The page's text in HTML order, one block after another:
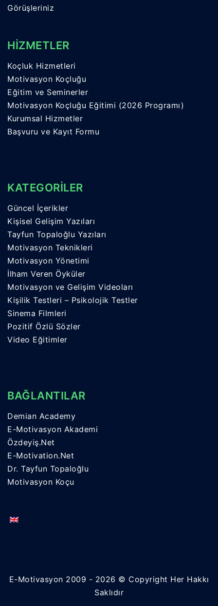
Görüşleriniz
HİZMETLER
Koçluk Hizmetleri
Motivasyon Koçluğu
Eğitim ve Seminerler
Motivasyon Koçluğu Eğitimi (2026 Programı)
Kurumsal Hizmetler
Başvuru ve Kayıt Formu
KATEGORİLER
Güncel İçerikler
Kişisel Gelişim Yazıları
Tayfun Topaloğlu Yazıları
Motivasyon Teknikleri
Motivasyon Yönetimi
İlham Veren Öyküler
Motivasyon ve Gelişim Videoları
Kişilik Testleri – Psikolojik Testler
Sinema Filmleri
Pozitif Özlü Sözler
Video Eğitimler
BAĞLANTILAR
Demian Academy
E-Motivasyon Akademi
Özdeyiş.Net
E-Motivation.Net
Dr. Tayfun Topaloğlu
Motivasyon Koçu
E-Motivasyon 2009 - 2026 © Copyright Her Hakkı
Saklıdır